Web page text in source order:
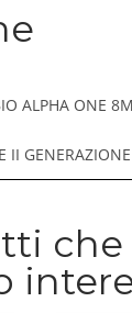
ALPHA ONE
II GENERAZIONE
che